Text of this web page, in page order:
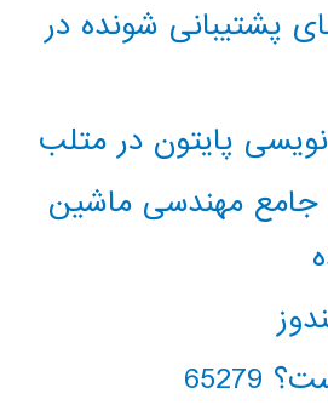
پشتیبانی شونده در
نویسی پایتون در متلب
جامع مهندسی ماشین